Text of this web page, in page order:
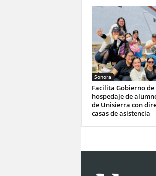
Sonora
Facilita Gobierno de
hospedaje de
de Unisierra con
casas de asistencia